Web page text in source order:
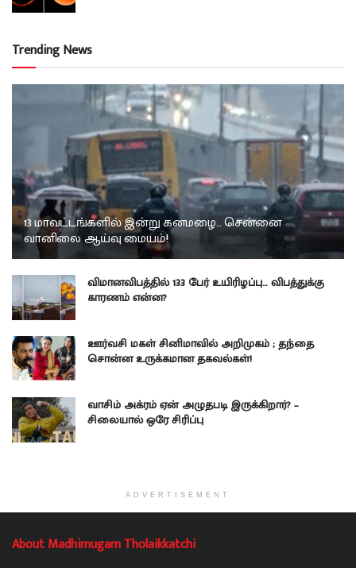
Trending News
13 மாவட்டங்களில் இன்று கனமழை… சென்னை
வானிலை ஆய்வு மையம்!
விமானவிபத்தில் 133 பேர் உயிரிழப்பு… விபத்துக்கு
காரணம் என்ன?
ஊர்வசி மகள் சினிமாவில் அறிமுகம் ; தந்தை
சொன்ன உருக்கமான தகவல்கள்!
வாசிம் அக்ரம் ஏன் அழுதபடி இருக்கிறார்? –
சிலையால் ஒரே சிரிப்பு
ADVERTISEMENT
About Madhimugam Tholaikkatchi